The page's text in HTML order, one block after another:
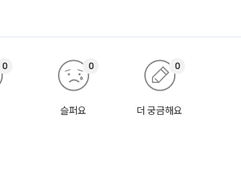
0
슬퍼요
0
더 궁금해요
0